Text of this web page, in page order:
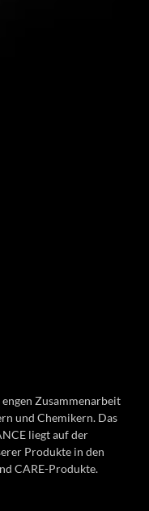
Zusammenarbeit
und Chemikern. Das
liegt auf der
Produkte in den
CARE-Produkte.